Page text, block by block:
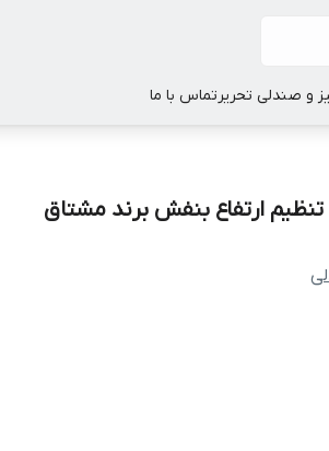
و صندلی تحریرتماس با ما
ارتفاع بنفش برند مشتاق